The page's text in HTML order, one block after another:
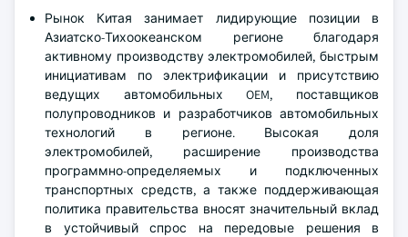
Рынок Китая занимает лидирующие позиции в
Азиатско-Тихоокеанском регионе благодаря
активному производству электромобилей, быстрым
инициативам по электрификации и присутствию
ведущих автомобильных OEM, поставщиков
полупроводников и разработчиков автомобильных
технологий в регионе. Высокая доля
электромобилей, расширение производства
программно-определяемых и подключенных
транспортных средств, а также поддерживающая
политика правительства вносят значительный вклад
в устойчивый спрос на передовые решения в